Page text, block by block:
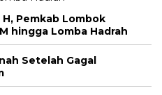
H, Pemkab Lombok
hingga Lomba Hadrah
Setelah Gagal